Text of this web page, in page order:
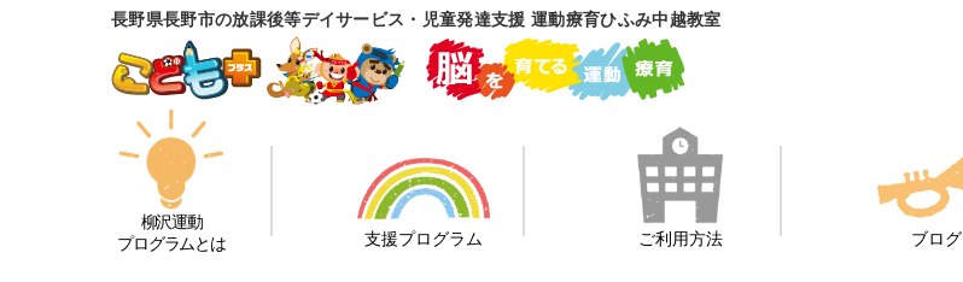
長野県長野市の放課後等デイサービス・児童発達支援 運動療育ひふみ中越教室
柳沢運動
プログラムとは
支援プログラム ご利用方法 ブログ